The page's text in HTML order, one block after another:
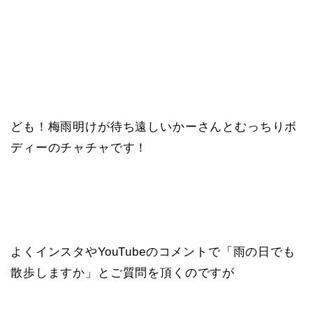
ども！梅雨明けが待ち遠しいかーさんとむっちりボ
ディーのチャチャです！
よくインスタやYouTubeのコメントで「雨の日でも
散歩しますか」とご質問を頂くのですが